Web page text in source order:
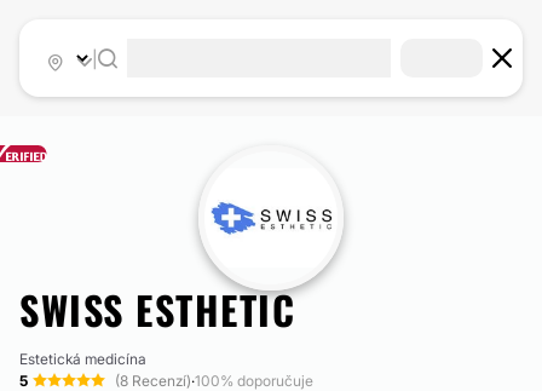
SWISS ESTHETIC
Estetická medicína
5
(8 Recenzí)·100% doporučuje